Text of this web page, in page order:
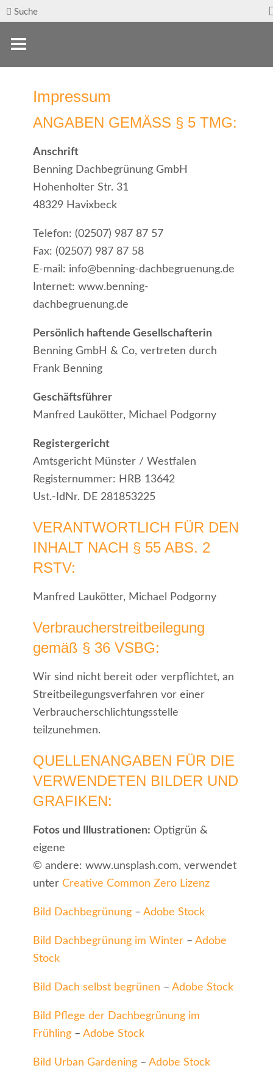
Suche
Impressum
ANGABEN GEMÄSS § 5 TMG:
Anschrift
Benning Dachbegrünung GmbH
Hohenholter Str. 31
48329 Havixbeck
Telefon: (02507) 987 87 57
Fax: (02507) 987 87 58
E-mail: info@benning-dachbegruenung.de
Internet: www.benning-
dachbegruenung.de
Persönlich haftende Gesellschafterin
Benning GmbH & Co, vertreten durch
Frank Benning
Geschäftsführer
Manfred Laukötter, Michael Podgorny
Registergericht
Amtsgericht Münster / Westfalen
Registernummer: HRB 13642
Ust.-IdNr. DE 281853225
VERANTWORTLICH FÜR DEN
INHALT NACH § 55 ABS. 2
RSTV:
Manfred Laukötter, Michael Podgorny
Verbraucherstreitbeilegung
gemäß § 36 VSBG:
Wir sind nicht bereit oder verpflichtet, an
Streitbeilegungsverfahren vor einer
Verbraucherschlichtungsstelle
teilzunehmen.
QUELLENANGABEN FÜR DIE
VERWENDETEN BILDER UND
GRAFIKEN:
Fotos und Illustrationen: Optigrün &
eigene
© andere: www.unsplash.com, verwendet
unter Creative Common Zero Lizenz
Bild Dachbegrünung – Adobe Stock
Bild Dachbegrünung im Winter – Adobe
Stock
Bild Dach selbst begrünen – Adobe Stock
Bild Pflege der Dachbegrünung im
Frühling – Adobe Stock
Bild Urban Gardening – Adobe Stock